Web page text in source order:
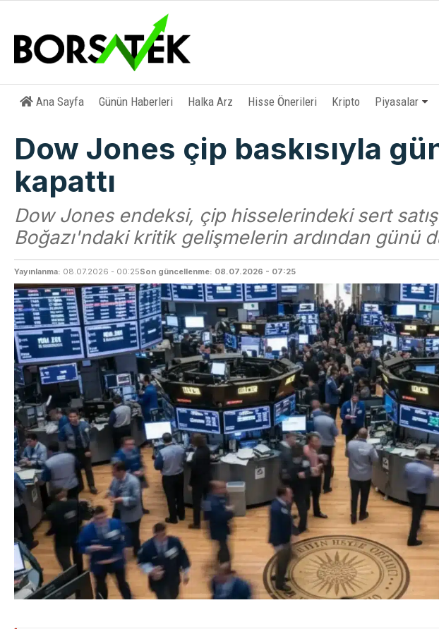
Ana Sayfa Günün Haberleri Halka Arz Hisse Önerileri Kripto Piyasalar
Dow Jones çip baskısıyla
kapattı
Dow Jones endeksi, çip hisselerindeki sert
Boğazı'ndaki kritik gelişmelerin ardından günü
Yayınlanma: 08.07.2026 - 00:25Son güncellenme: 08.07.2026 - 07:25